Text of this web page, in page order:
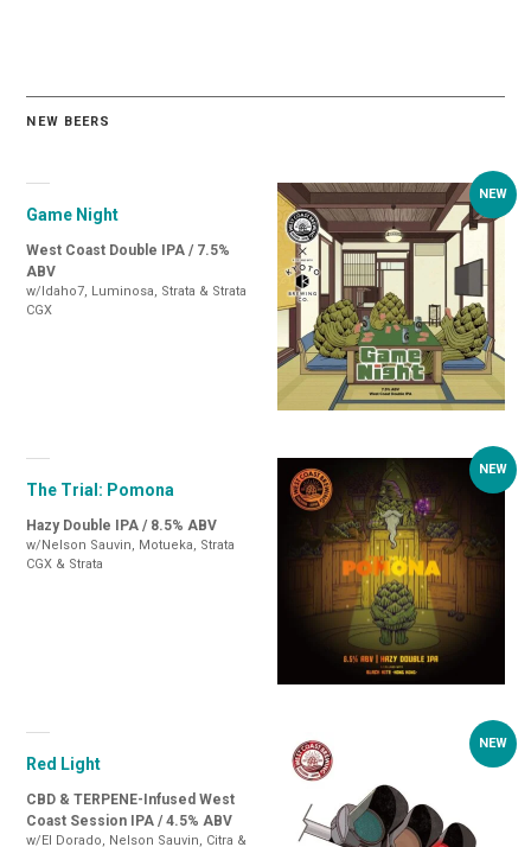
NEW BEERS
Game Night
West Coast Double IPA / 7.5%
ABV
w/Idaho7, Luminosa, Strata & Strata
CGX
The Trial: Pomona
Hazy Double IPA / 8.5% ABV
w/Nelson Sauvin, Motueka, Strata
CGX & Strata
Red Light
CBD & TERPENE-Infused West
Coast Session IPA / 4.5% ABV
w/El Dorado, Nelson Sauvin, Citra &